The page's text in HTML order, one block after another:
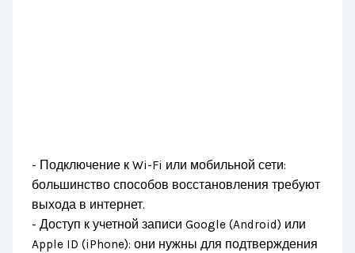
- Подключение к Wi-Fi или мобильной сети:
большинство способов восстановления требуют
выхода в интернет.
- Доступ к учетной записи Google (Android) или
Apple ID (iPhone): они нужны для подтверждения